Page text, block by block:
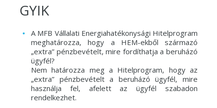
GYIK
A MFB Vállalati Energiahatékonysági Hitelprogram
meghatározza, hogy a HEM-ekből származó
„extra” pénzbevételt, mire fordíthatja a beruházó
ügyfél?
Nem határozza meg a Hitelprogram, hogy az
„extra” pénzbevételt a beruházó ügyfél, mire
használja fel, afelett az ügyfél szabadon
rendelkezhet.